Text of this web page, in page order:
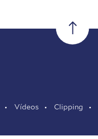
Vídeos Clipping